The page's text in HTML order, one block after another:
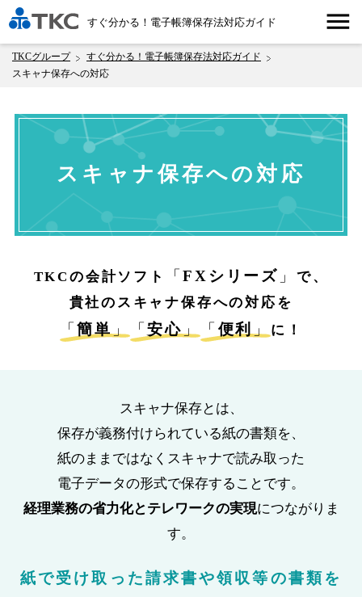
すぐ分かる！電子帳簿保存法対応ガイド menu
TKCグループ
すぐ分かる！電子帳簿保存法対応ガイド
スキャナ保存への対応
スキャナ保存への対応
TKCの会計ソフト 「FXシリーズ 」 で、
貴社のスキャナ保存への対応を
「簡単」 「安心」 「 便利」 に！
スキャナ保存とは、
保存が義務付けられている紙の書類を、
紙のままではなくスキャナで読み取った
電子データの形式で保存することです。
経理業務の省力化とテレワークの実現につながりま
す。
紙で受け取った請求書や領収等の書類を